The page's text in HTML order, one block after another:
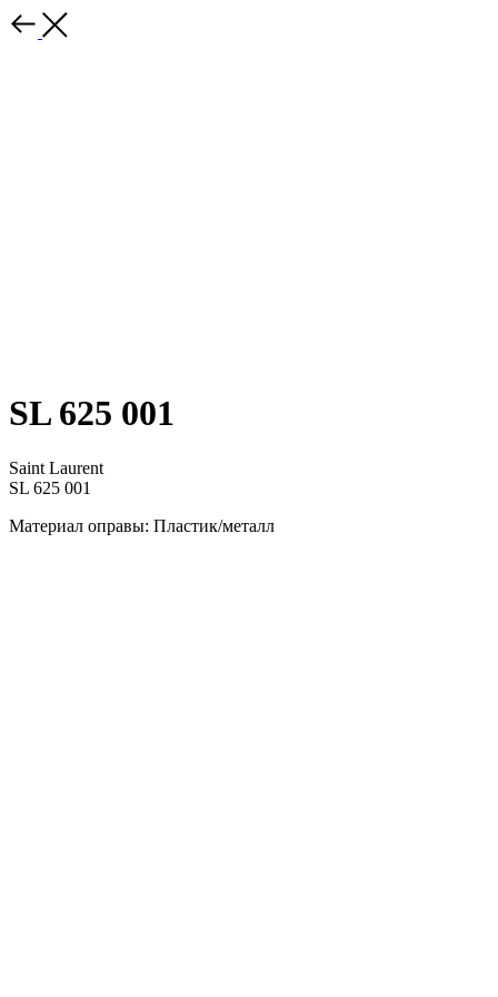
SL 625 001
Saint Laurent
SL 625 001
Материал оправы: Пластик/металл